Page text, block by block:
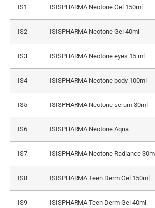
IS1 ISISPHARMA Neotone Gel 150ml
IS2 ISISPHARMA Neotone Gel 40ml
IS3 ISISPHARMA Neotone eyes 15 ml
IS4 ISISPHARMA Neotone body 100ml
IS5 ISISPHARMA Neotone serum 30ml
IS6 ISISPHARMA Neotone Aqua
IS7 ISISPHARMA Neotone Radiance 30ml
IS8 ISISPHARMA Teen Derm Gel 150ml
IS9 ISISPHARMA Teen Derm Gel 40ml